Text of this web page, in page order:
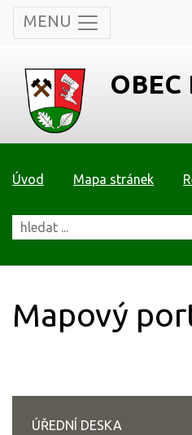
MENU
OBEC
Úvod Mapa stránek
Mapový
ÚŘEDNÍ DESKA